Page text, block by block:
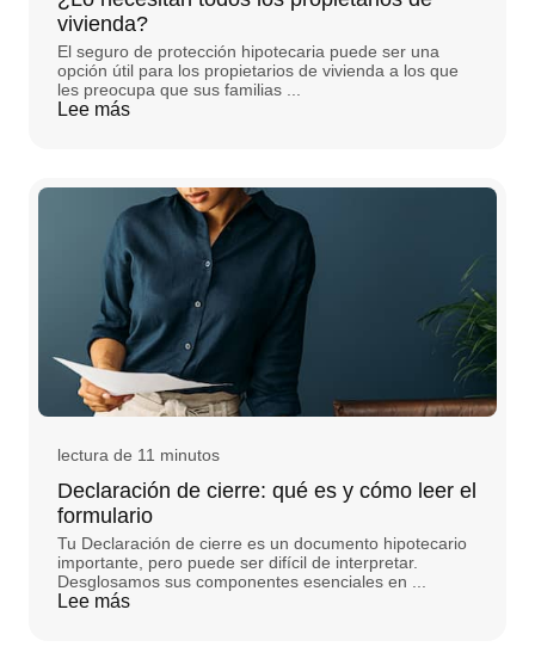
vivienda?
El seguro de protección hipotecaria puede ser una
opción útil para los propietarios de vivienda a los que
les preocupa que sus familias ...
Lee más
lectura de 11 minutos
Declaración de cierre: qué es y cómo leer el
formulario
Tu Declaración de cierre es un documento hipotecario
importante, pero puede ser difícil de interpretar.
Desglosamos sus componentes esenciales en ...
Lee más